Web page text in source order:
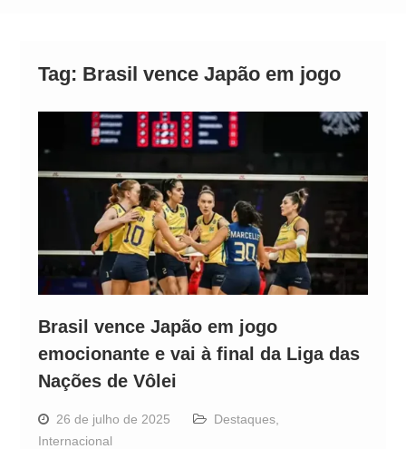
Tag: Brasil vence Japão em jogo
Brasil vence Japão em jogo
emocionante e vai à final da Liga das
Nações de Vôlei
26 de julho de 2025 Destaques,
Internacional